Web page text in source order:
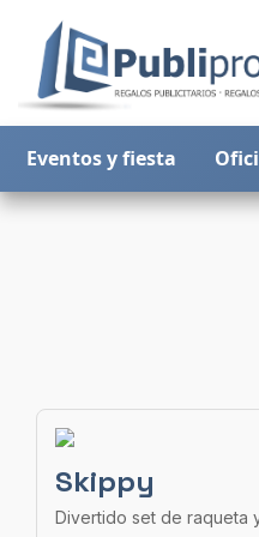
Eventos y fiesta
Skippy
Divertido set de raqueta